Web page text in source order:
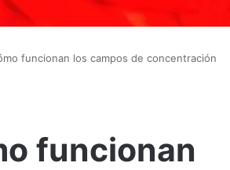
funcionan los campos de concentración
funcionan